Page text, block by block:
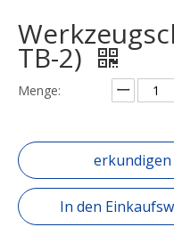
TB-2)
Menge:
erkundigen
In den